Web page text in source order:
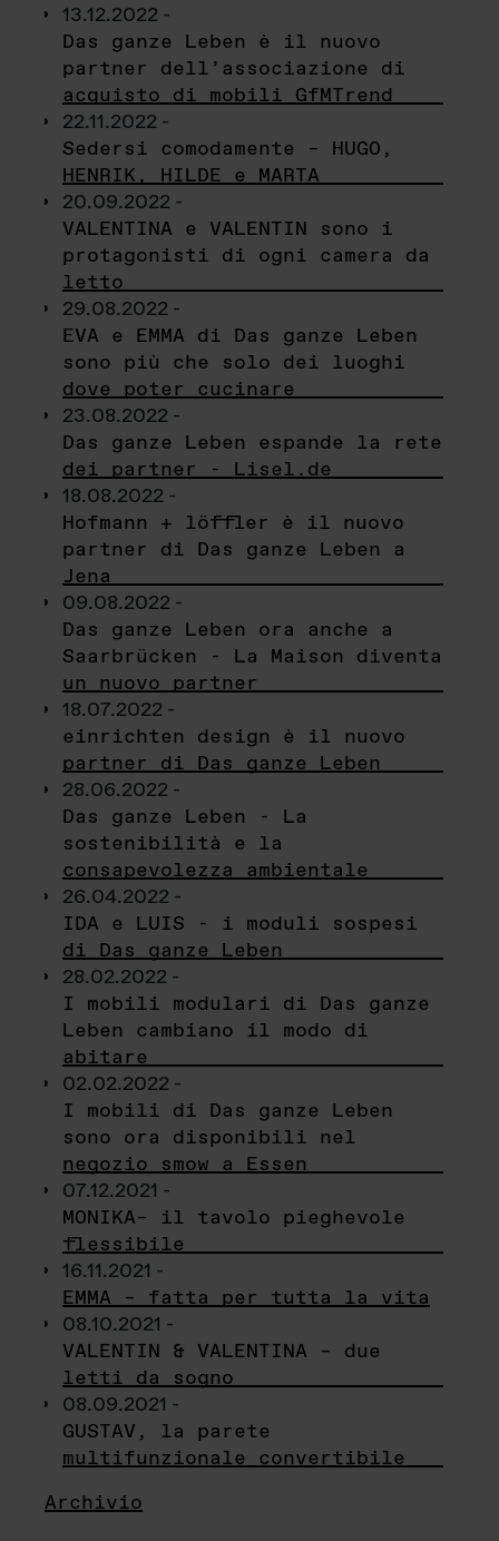
13.12.2022 -
Das ganze Leben è il nuovo
partner dell’associazione di
acquisto di mobili GfMTrend
22.11.2022 -
Sedersi comodamente – HUGO,
HENRIK, HILDE e MARTA
20.09.2022 -
VALENTINA e VALENTIN sono i
protagonisti di ogni camera da
letto
29.08.2022 -
EVA e EMMA di Das ganze Leben
sono più che solo dei luoghi
dove poter cucinare
23.08.2022 -
Das ganze Leben espande la rete
dei partner - Lisel.de
18.08.2022 -
Hofmann + löffler è il nuovo
partner di Das ganze Leben a
Jena
09.08.2022 -
Das ganze Leben ora anche a
Saarbrücken - La Maison diventa
un nuovo partner
18.07.2022 -
einrichten design è il nuovo
partner di Das ganze Leben
28.06.2022 -
Das ganze Leben - La
sostenibilità e la
consapevolezza ambientale
26.04.2022 -
IDA e LUIS - i moduli sospesi
di Das ganze Leben
28.02.2022 -
I mobili modulari di Das ganze
Leben cambiano il modo di
abitare
02.02.2022 -
I mobili di Das ganze Leben
sono ora disponibili nel
negozio smow a Essen
07.12.2021 -
MONIKA– il tavolo pieghevole
flessibile
16.11.2021 -
EMMA – fatta per tutta la vita
08.10.2021 -
VALENTIN & VALENTINA – due
letti da sogno
08.09.2021 -
GUSTAV, la parete
multifunzionale convertibile
Archivio